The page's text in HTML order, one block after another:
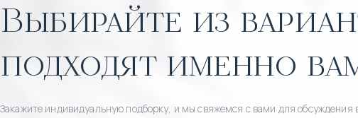
Выбирайте из
подходят именно
Закажите индивидуальную подборку, и мы свяжемся с вами для обсуждения